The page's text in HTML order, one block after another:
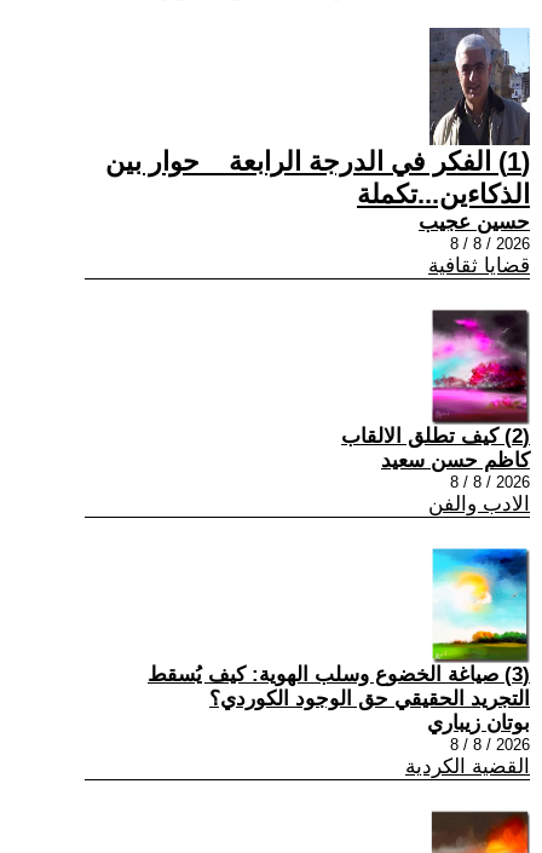
(1) الفكر في الدرجة الرابعة _ حوار بين
الذكاءين...تكملة
حسين عجيب
2026 / 8 / 8
قضايا ثقافية
(2) كيف تطلق الالقاب
كاظم حسن سعيد
2026 / 8 / 8
الادب والفن
(3) صياغة الخضوع وسلب الهوية: كيف يُسقط
التجريد الحقيقي حق الوجود الكوردي؟
بوتان زيباري
2026 / 8 / 8
القضية الكردية